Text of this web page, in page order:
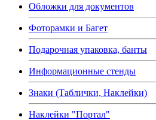
Обложки для документов
Фоторамки и Багет
Подарочная упаковка, банты
Информационные стенды
Знаки (Таблички, Наклейки)
Наклейки "Портал"